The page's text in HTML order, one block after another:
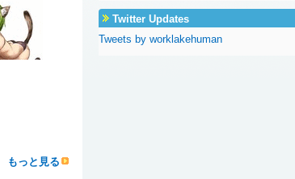
もっと見る
Twitter Updates
Tweets by worklakehuman